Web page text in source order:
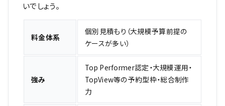
いでしょう。
料金体系
個別見積もり（大規模予算前提の
ケースが多い）
強み
Top Performer認定・大規模運用・
TopView等の予約型枠・総合制作
力